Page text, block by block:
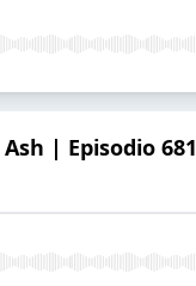
| Episodio 681